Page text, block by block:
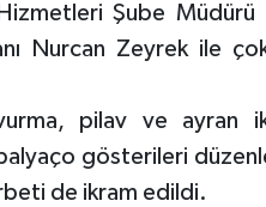
Şube
Nurcan Zeyrek ile
pilav ve ayran
gösterileri
de ikram edildi.